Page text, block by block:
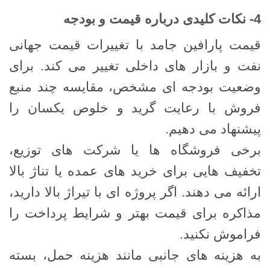
4- نکات کلیدی درباره قیمت و بودجه
قیمت پارافین جامد با تغییرات قیمت جهانی
نفت و بازار های داخلی تغییر می ‌کند. برای
وضعیت بودجه ‌ای مشخص، مقایسه چند منبع
فروش با رعایت گرید و خلوص یکسان را
پیشنهاد می‌ دهیم.
برخی فروشگاه‌ ها یا شرکت‌ های توزیع،
تخفیف ‌هایی برای خرید های عمده یا تناژ بالا
ارائه می ‌دهند. اگر پروژه ‌ای با تیراژ بالا دارید،
مذاکره برای قیمت بهتر و شرایط پرداخت را
فراموش نکنید.
به هزینه ‌های جانبی مانند هزینه حمل، بسته